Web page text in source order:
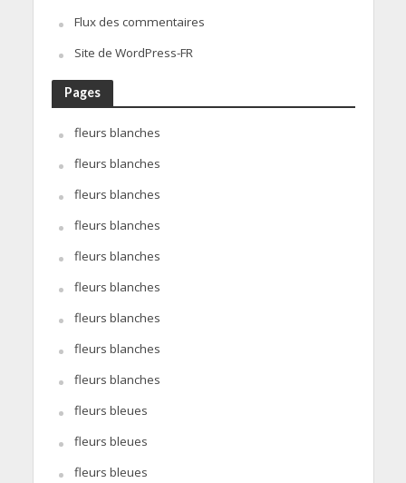
Flux des commentaires
Site de WordPress-FR
Pages
fleurs blanches
fleurs blanches
fleurs blanches
fleurs blanches
fleurs blanches
fleurs blanches
fleurs blanches
fleurs blanches
fleurs blanches
fleurs bleues
fleurs bleues
fleurs bleues